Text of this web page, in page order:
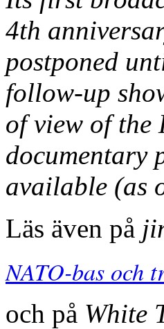
4th
postponed
follow-up
of view of the
documentary
available (as
Läs även på
NATO-bas och
och på White